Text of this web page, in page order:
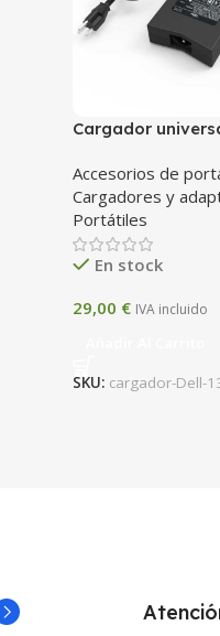
Cargador
mm)
Accesorios de
Cargadores y
Portátiles
En stock
29,00 € IVA incluido
SKU: cargador-Dell-